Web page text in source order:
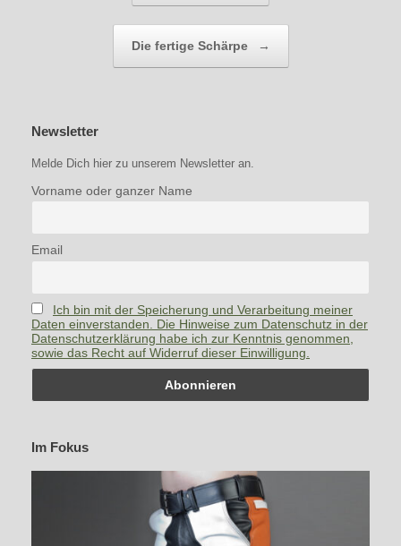
Die fertige Schärpe →
Newsletter
Melde Dich hier zu unserem Newsletter an.
Vorname oder ganzer Name
Email
Ich bin mit der Speicherung und Verarbeitung meiner
Daten einverstanden. Die Hinweise zum Datenschutz in der
Datenschutzerklärung habe ich zur Kenntnis genommen,
sowie das Recht auf Widerruf dieser Einwilligung.
Im Fokus